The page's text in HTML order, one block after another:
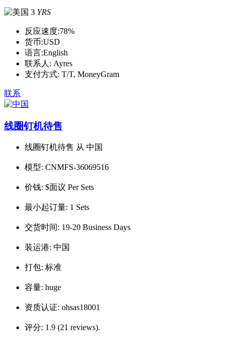
3 YRS
反应速度:78%
货币:USD
语言:English
联系人: Ayres
支付方式: T/T, MoneyGram
联系
线圈钉机待售
线圈钉机待售 从 中国
模型: CNMFS-36069516
价钱: $面议 Per Sets
最小起订量: 1 Sets
交货时间: 19-20 Business Days
装运港: 中国
打包: 标准
容量: huge
资质认证: ohsas18001
评分: 1.9 (21 reviews).